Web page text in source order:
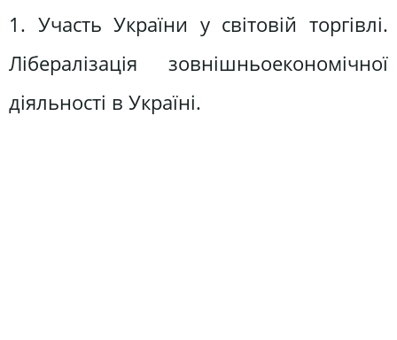
1. Участь України у світовій торгівлі.
Лібералізація зовнішньоекономічної
діяльності в Україні.